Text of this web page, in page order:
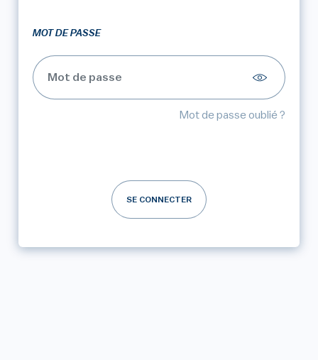
MOT DE PASSE
Mot de passe oublié ?
SE CONNECTER